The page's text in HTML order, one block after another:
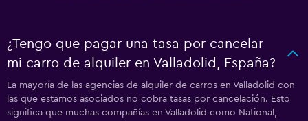
¿Tengo que pagar una tasa por cancelar
mi carro de alquiler en Valladolid, España?
La mayoría de las agencias de alquiler de carros en Valladolid con
las que estamos asociados no cobra tasas por cancelación. Esto
significa que muchas compañías en Valladolid como National,